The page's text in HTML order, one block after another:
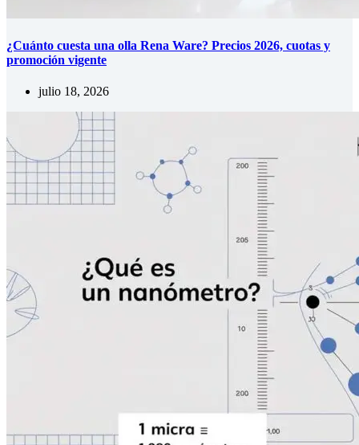
¿Cuánto cuesta una olla Rena Ware? Precios 2026, cuotas y
promoción vigente
julio 18, 2026